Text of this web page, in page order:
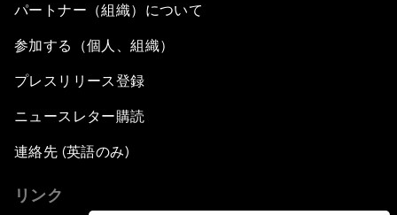
パートナー（組織）について
参加する（個人、組織）
プレスリリース登録
ニュースレター購読
連絡先 (英語のみ)
リンク